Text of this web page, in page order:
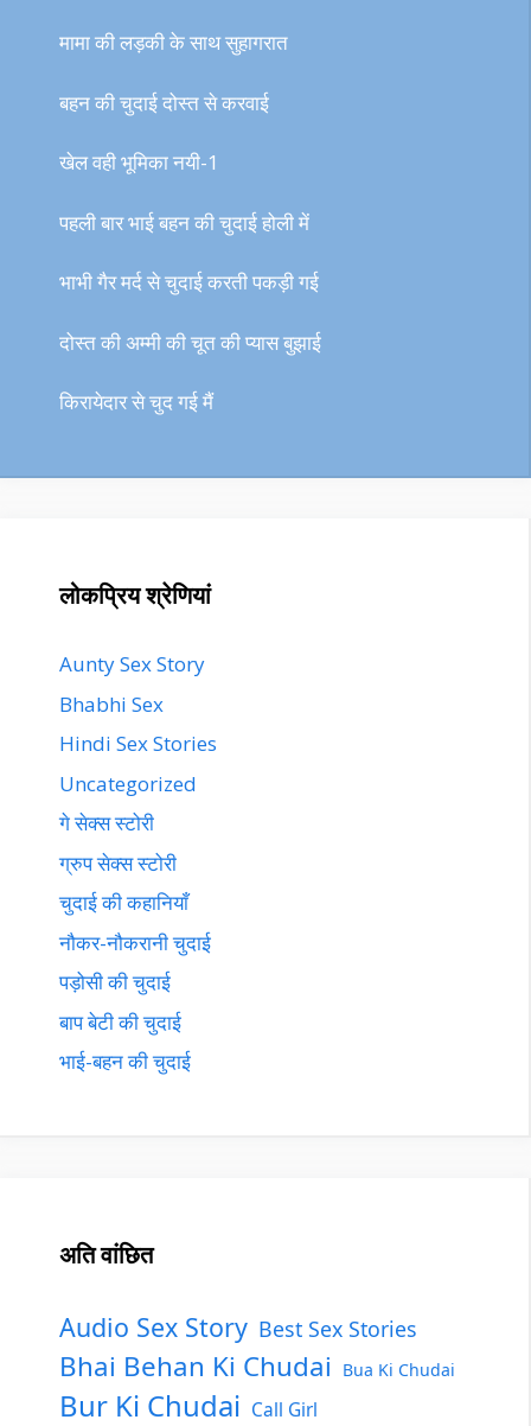
मामा की लड़की के साथ सुहागरात
बहन की चुदाई दोस्त से करवाई
खेल वही भूमिका नयी-1
पहली बार भाई बहन की चुदाई होली में
भाभी गैर मर्द से चुदाई करती पकड़ी गई
दोस्त की अम्मी की चूत की प्यास बुझाई
किरायेदार से चुद गई मैं
लोकप्रिय श्रेणियां
Aunty Sex Story
Bhabhi Sex
Hindi Sex Stories
Uncategorized
गे सेक्स स्टोरी
ग्रुप सेक्स स्टोरी
चुदाई की कहानियाँ
नौकर-नौकरानी चुदाई
पड़ोसी की चुदाई
बाप बेटी की चुदाई
भाई-बहन की चुदाई
अति वांछित
Audio Sex Story Best Sex Stories
Bhai Behan Ki Chudai Bua Ki Chudai
Bur Ki Chudai Call Girl